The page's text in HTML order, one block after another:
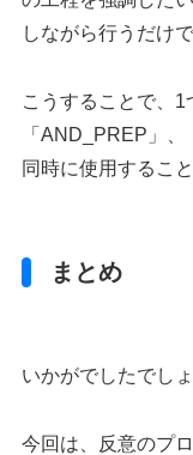
しながら行うだけで
こうすることで、1
「AND_PREP」
同時に使用するこ
まとめ
いかがでしたでし
今回は、反意のプ